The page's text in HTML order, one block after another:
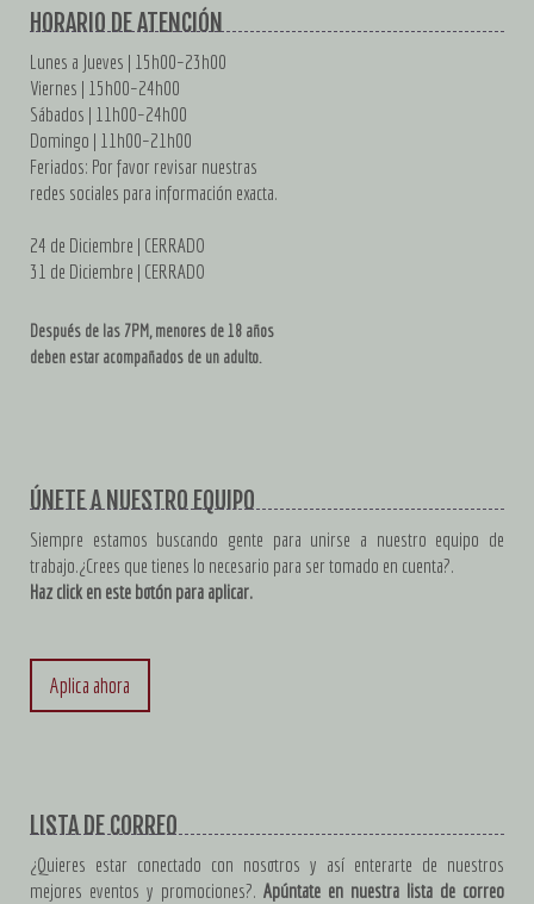
HORARIO DE ATENCIÓN
Lunes a Jueves | 15h00–23h00
Viernes | 15h00–24h00
Sábados | 11h00–24h00
Domingo | 11h00–21h00
Feriados: Por favor revisar nuestras
redes sociales para información exacta.
24 de Diciembre | CERRADO
31 de Diciembre | CERRADO
Después de las 7PM, menores de 18 años
deben estar acompañados de un adulto.
ÚNETE A NUESTRO EQUIPO
Siempre estamos buscando gente para unirse a nuestro equipo de
trabajo.¿Crees que tienes lo necesario para ser tomado en cuenta?.
Haz click en este botón para aplicar.
Aplica ahora
LISTA DE CORREO
¿Quieres estar conectado con nosotros y así enterarte de nuestros
mejores eventos y promociones?. Apúntate en nuestra lista de correo